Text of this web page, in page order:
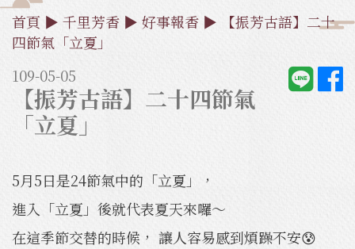
首頁 ▶ 千里芳香 ▶ 好事報香 ▶ ​【振芳古語】二十
四節氣「立夏」
109-05-05
​【振芳古語】二十四節氣
「立夏」
5月5日是24節氣中的「立夏」，
進入「立夏」後就代表夏天來囉～
在這季節交替的時候， 讓人容易感到煩躁不安😰